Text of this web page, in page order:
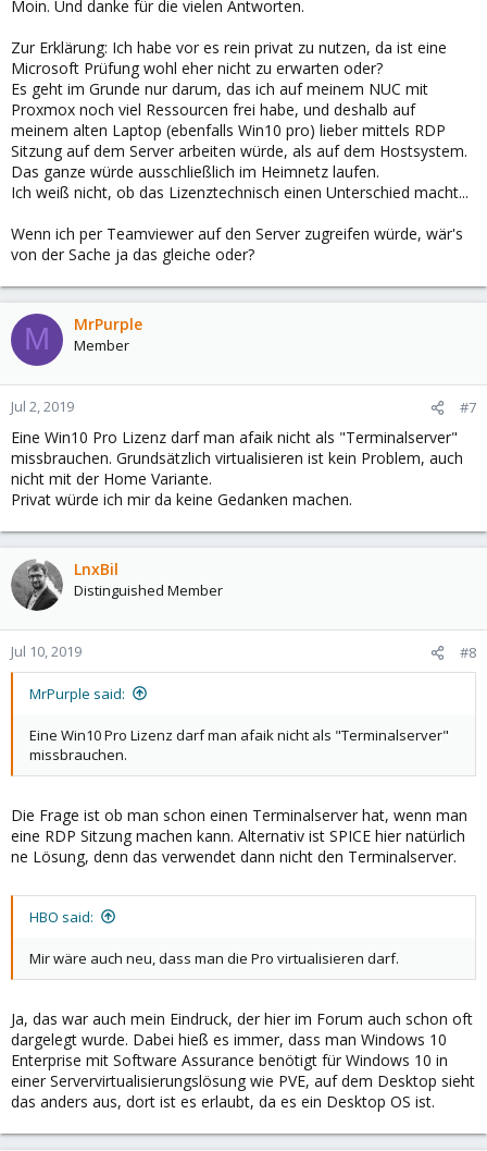
Moin. Und danke für die vielen Antworten.
Zur Erklärung: Ich habe vor es rein privat zu nutzen, da ist eine
Microsoft Prüfung wohl eher nicht zu erwarten oder?
Es geht im Grunde nur darum, das ich auf meinem NUC mit
Proxmox noch viel Ressourcen frei habe, und deshalb auf
meinem alten Laptop (ebenfalls Win10 pro) lieber mittels RDP
Sitzung auf dem Server arbeiten würde, als auf dem Hostsystem.
Das ganze würde ausschließlich im Heimnetz laufen.
Ich weiß nicht, ob das Lizenztechnisch einen Unterschied macht...
Wenn ich per Teamviewer auf den Server zugreifen würde, wär's
von der Sache ja das gleiche oder?
M MrPurple
Member
Jul 2, 2019 #7
Eine Win10 Pro Lizenz darf man afaik nicht als "Terminalserver"
missbrauchen. Grundsätzlich virtualisieren ist kein Problem, auch
nicht mit der Home Variante.
Privat würde ich mir da keine Gedanken machen.
LnxBil
Distinguished Member
Jul 10, 2019 #8
MrPurple said:
Eine Win10 Pro Lizenz darf man afaik nicht als "Terminalserver"
missbrauchen.
Die Frage ist ob man schon einen Terminalserver hat, wenn man
eine RDP Sitzung machen kann. Alternativ ist SPICE hier natürlich
ne Lösung, denn das verwendet dann nicht den Terminalserver.
HBO said:
Mir wäre auch neu, dass man die Pro virtualisieren darf.
Ja, das war auch mein Eindruck, der hier im Forum auch schon oft
dargelegt wurde. Dabei hieß es immer, dass man Windows 10
Enterprise mit Software Assurance benötigt für Windows 10 in
einer Servervirtualisierungslösung wie PVE, auf dem Desktop sieht
das anders aus, dort ist es erlaubt, da es ein Desktop OS ist.